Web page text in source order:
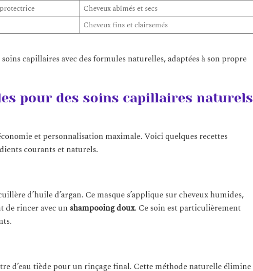
Cheveux abîmés et secs
Cheveux fins et clairsemés
capillaires avec des formules naturelles, adaptées à son propre
pour des soins capillaires naturels
et personnalisation maximale. Voici quelques recettes
courants et naturels.
d’huile d’argan. Ce masque s’applique sur cheveux humides,
de rincer avec un shampooing doux. Ce soin est particulièrement
d’eau tiède pour un rinçage final. Cette méthode naturelle élimine